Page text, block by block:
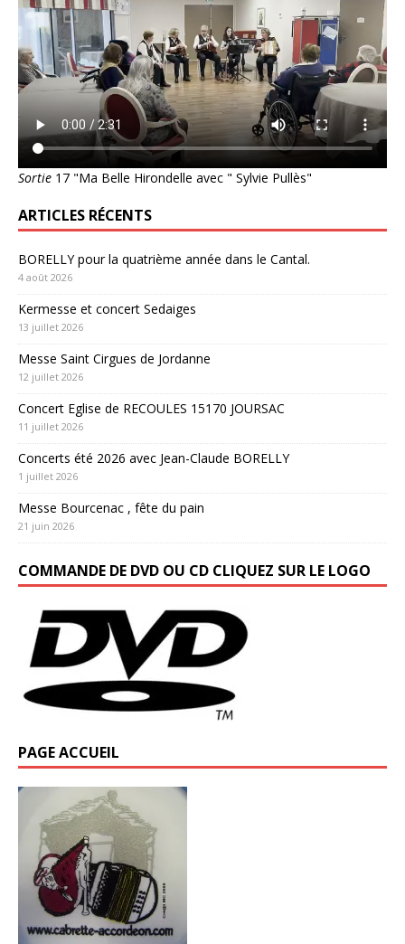
Sortie 17 "Ma Belle Hirondelle avec " Sylvie Pullès"
ARTICLES RÉCENTS
BORELLY pour la quatrième année dans le Cantal.
4 août 2026
Kermesse et concert Sedaiges
13 juillet 2026
Messe Saint Cirgues de Jordanne
12 juillet 2026
Concert Eglise de RECOULES 15170 JOURSAC
11 juillet 2026
Concerts été 2026 avec Jean-Claude BORELLY
1 juillet 2026
Messe Bourcenac , fête du pain
21 juin 2026
COMMANDE DE DVD OU CD CLIQUEZ SUR LE LOGO
PAGE ACCUEIL